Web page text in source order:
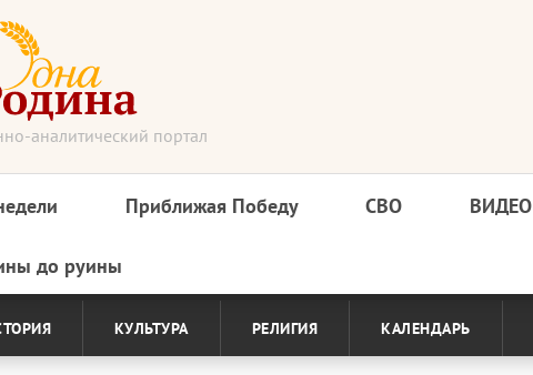
аналитический портал
Приближая Победу СВО ВИДЕО
до руины
КУЛЬТУРА РЕЛИГИЯ КАЛЕНДАРЬ